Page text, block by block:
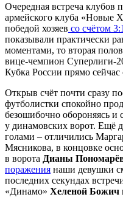
Очередная встреча клубов
армейского клуба «Новые
победой хозяев со счётом 3:1
показывали практически
моментами, то вторая
вице-чемпион Суперлиги-
Кубка России прямо
Открыв счёт почти сразу
футболистки спокойно
безошибочно обороняясь и
у динамовских ворот. Ещё
голами – отличились
Мясникова, в концовке
в ворота Дианы
поражения наши девушки
последних секундах
«Динамо» Хеленой Божич